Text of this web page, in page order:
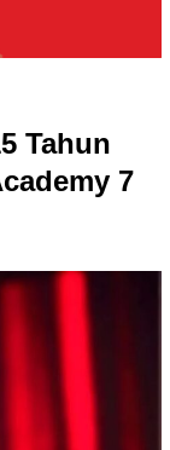
Tahun
7